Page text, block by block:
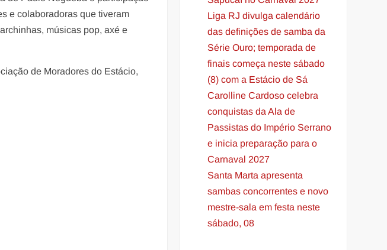
e colaboradoras que tiveram
músicas pop, axé e
de Moradores do Estácio,
Liga RJ divulga calendário
das definições de samba da
Série Ouro; temporada de
finais começa neste sábado
(8) com a Estácio de Sá
Carolline Cardoso celebra
conquistas da Ala de
Passistas do Império Serrano
e inicia preparação para o
Carnaval 2027
Santa Marta apresenta
sambas concorrentes e novo
mestre-sala em festa neste
sábado, 08